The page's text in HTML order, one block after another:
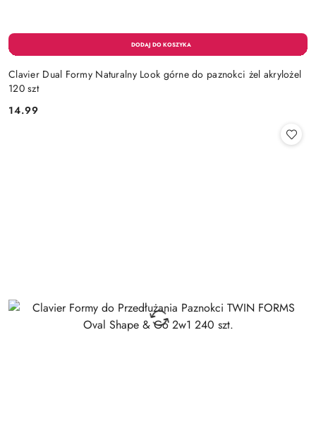
Clavier Dual Formy Naturalny Look górne do paznokci żel akrylożel
120 szt
Cena:
14.99